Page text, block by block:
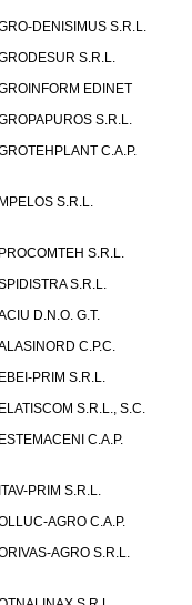
DENISIMUS S.R.L.
S.R.L.
EDINET
S.R.L.
C.A.P.
S.R.L.
S.R.L.
S.R.L.
D.N.O. G.T.
C.P.C.
PRIM S.R.L.
S.R.L., S.C.
C.A.P.
PRIM S.R.L.
AGRO C.A.P.
AGRO S.R.L.